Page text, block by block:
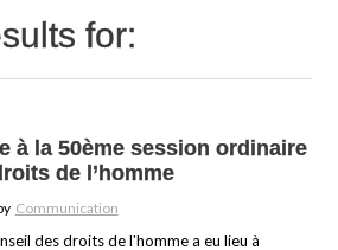
for:
à la 50ème session ordinaire
de l’homme
Communication
des droits de l'homme a eu lieu à